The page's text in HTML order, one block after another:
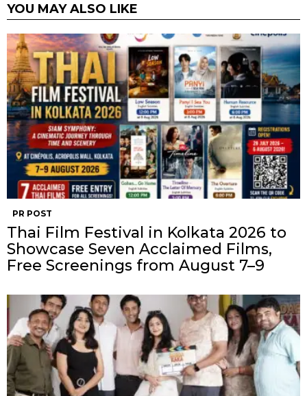
YOU MAY ALSO LIKE
PR POST
Thai Film Festival in Kolkata 2026 to
Showcase Seven Acclaimed Films,
Free Screenings from August 7–9